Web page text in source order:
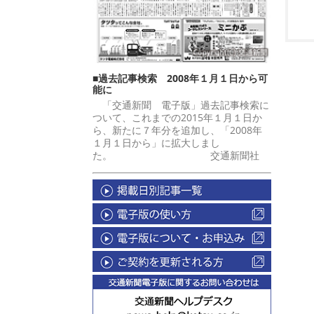
■過去記事検索 2008年１月１日から可
能に
「交通新聞 電子版」過去記事検索に
ついて、これまでの2015年１月１日か
ら、新たに７年分を追加し、「2008年
１月１日から」に拡大しまし
た。 交通新聞社